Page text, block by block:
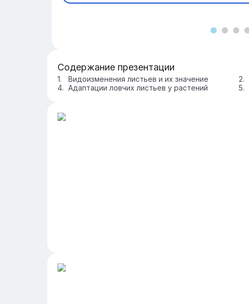
Содержание презентации
Видоизменения листьев и их значение
Адаптации ловчих листьев у растений